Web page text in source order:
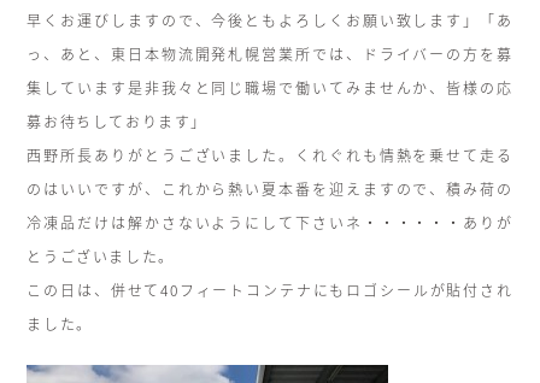
早くお運びしますので、今後ともよろしくお願い致します」「あ
っ、あと、東日本物流開発札幌営業所では、ドライバーの方を募
集しています是非我々と同じ職場で働いてみませんか、皆様の応
募お待ちしております」
西野所長ありがとうございました。くれぐれも情熱を乗せて走る
のはいいですが、これから熱い夏本番を迎えますので、積み荷の
冷凍品だけは解かさないようにして下さいネ・・・・・・ありが
とうございました。
この日は、併せて40フィートコンテナにもロゴシールが貼付され
ました。